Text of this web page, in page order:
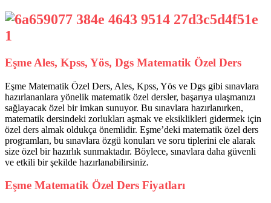
Eşme Ales, Kpss, Yös, Dgs Matematik Özel Ders
Eşme Matematik Özel Ders, Ales, Kpss, Yös ve Dgs gibi sınavlara
hazırlananlara yönelik matematik özel dersler, başarıya ulaşmanızı
sağlayacak özel bir imkan sunuyor. Bu sınavlara hazırlanırken,
matematik dersindeki zorlukları aşmak ve eksiklikleri gidermek için
özel ders almak oldukça önemlidir. Eşme’deki matematik özel ders
programları, bu sınavlara özgü konuları ve soru tiplerini ele alarak
size özel bir hazırlık sunmaktadır. Böylece, sınavlara daha güvenli
ve etkili bir şekilde hazırlanabilirsiniz.
Eşme Matematik Özel Ders Fiyatları